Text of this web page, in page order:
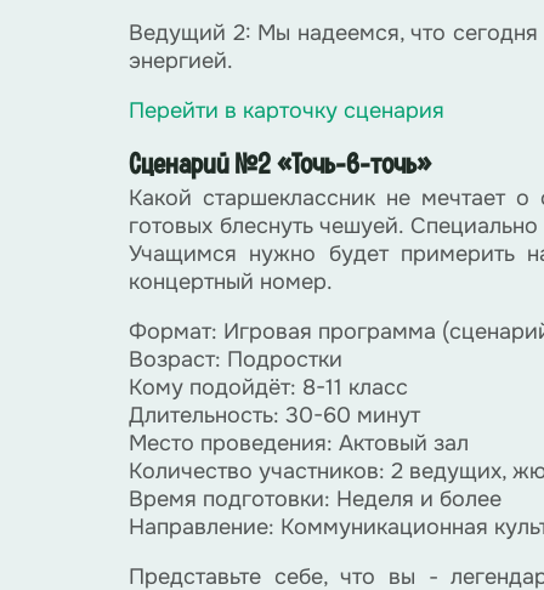
Ведущий 2: Мы надеемся, что сегодня
энергией.
Перейти в карточку сценария
Сценарий №2 «Точь-в-точь»
Какой старшеклассник не мечтает
готовых блеснуть чешуей.
Учащимся нужно будет примерить
концертный номер.
Формат: Игровая программа
Возраст: Подростки
Кому подойдёт: 8-11 класс
Длительность: 30-60 минут
Место проведения: Актовый зал
Количество участников: 2 ведущих,
Время подготовки: Неделя и более
Направление: Коммуникационная
Представьте себе, что вы -